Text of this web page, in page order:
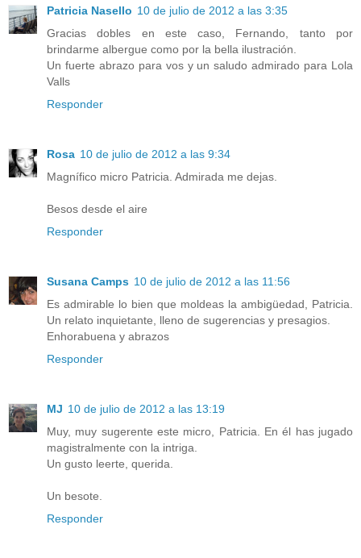
Patricia Nasello 10 de julio de 2012 a las 3:35
Gracias dobles en este caso, Fernando, tanto por
brindarme albergue como por la bella ilustración.
Un fuerte abrazo para vos y un saludo admirado para Lola
Valls
Responder
Rosa 10 de julio de 2012 a las 9:34
Magnífico micro Patricia. Admirada me dejas.
Besos desde el aire
Responder
Susana Camps 10 de julio de 2012 a las 11:56
Es admirable lo bien que moldeas la ambigüedad, Patricia.
Un relato inquietante, lleno de sugerencias y presagios.
Enhorabuena y abrazos
Responder
MJ 10 de julio de 2012 a las 13:19
Muy, muy sugerente este micro, Patricia. En él has jugado
magistralmente con la intriga.
Un gusto leerte, querida.
Un besote.
Responder